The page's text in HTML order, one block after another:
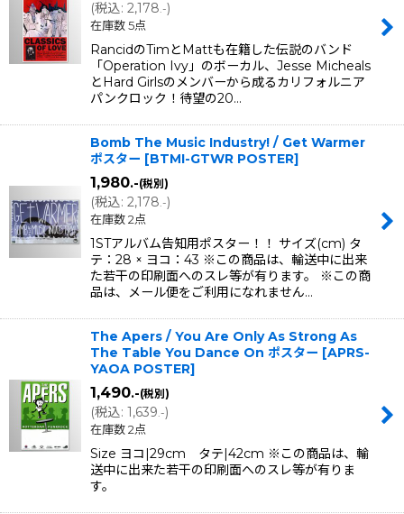
(税込: 2,178.-)
在庫数 5点
RancidのTimとMattも在籍した伝説のバンド
「Operation Ivy」のボーカル、Jesse Micheals
とHard Girlsのメンバーから成るカリフォルニア
パンクロック！待望の20…
Bomb The Music Industry! / Get Warmer
ポスター [BTMI-GTWR POSTER]
1,980.-(税別)
(税込: 2,178.-)
在庫数 2点
1STアルバム告知用ポスター！！ サイズ(cm) タ
テ：28 × ヨコ：43 ※この商品は、輸送中に出来
た若干の印刷面へのスレ等が有ります。 ※この商
品は、メール便をご利用になれません…
The Apers / You Are Only As Strong As
The Table You Dance On ポスター [APRS-
YAOA POSTER]
1,490.-(税別)
(税込: 1,639.-)
在庫数 2点
Size ヨコ|29cm タテ|42cm ※この商品は、輸
送中に出来た若干の印刷面へのスレ等が有りま
す。